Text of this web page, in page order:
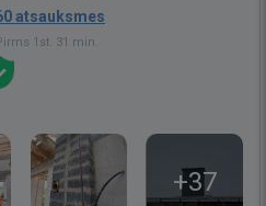
atsauksmes
1st. 31 min.
+37